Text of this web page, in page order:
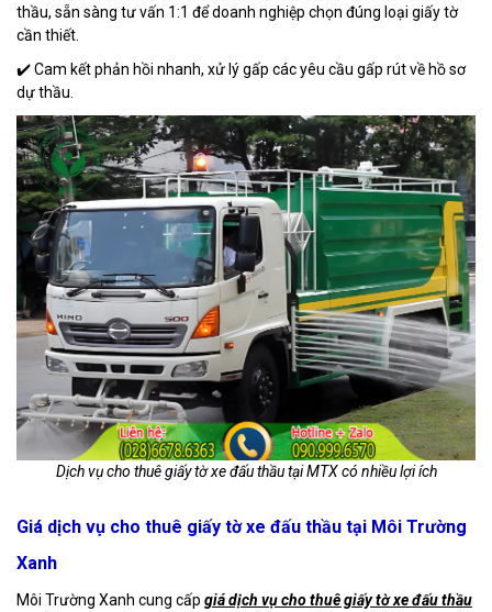
thầu, sẵn sàng tư vấn 1:1 để doanh nghiệp chọn đúng loại giấy tờ
cần thiết.
✔️ Cam kết phản hồi nhanh, xử lý gấp các yêu cầu gấp rút về hồ sơ
dự thầu.
Dịch vụ cho thuê giấy tờ xe đấu thầu tại MTX có nhiều lợi ích
Giá dịch vụ cho thuê giấy tờ xe đấu thầu tại Môi Trường
Xanh
Môi Trường Xanh cung cấp giá dịch vụ cho thuê giấy tờ xe đấu thầu